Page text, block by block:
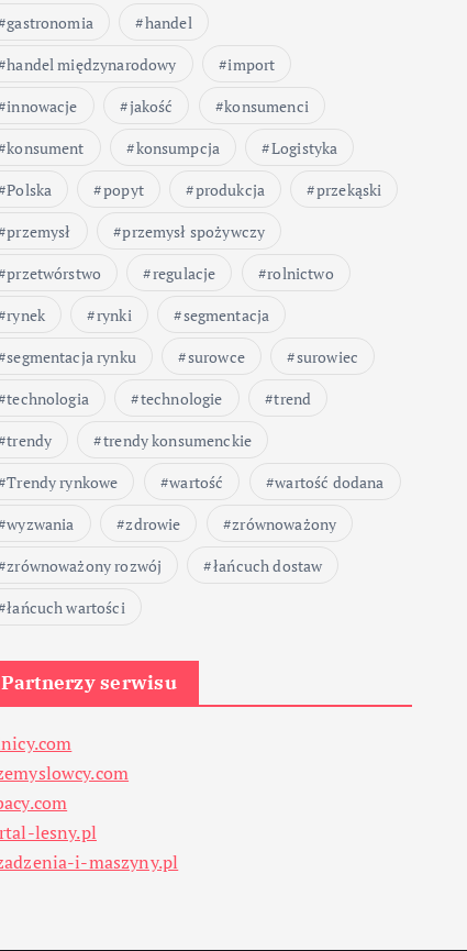
gastronomia
handel
handel międzynarodowy
import
innowacje
jakość
konsumenci
konsument
konsumpcja
Logistyka
Polska
popyt produkcja
przekąski
przemysł
przemysł spożywczy
przetwórstwo
regulacje
rolnictwo
rynek
rynki
segmentacja
segmentacja rynku
surowce
surowiec
technologia
technologie
trend
trendy
trendy konsumenckie
Trendy rynkowe
wartość
wartość dodana
wyzwania
zdrowie
zrównoważony
zrównoważony rozwój
łańcuch dostaw
łańcuch wartości
Partnerzy serwisu
lesny.pl
i-maszyny.pl